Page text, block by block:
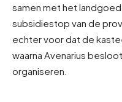
samen met het
subsidiestop van de
echter voor dat de
waarna Avenarius
organiseren.